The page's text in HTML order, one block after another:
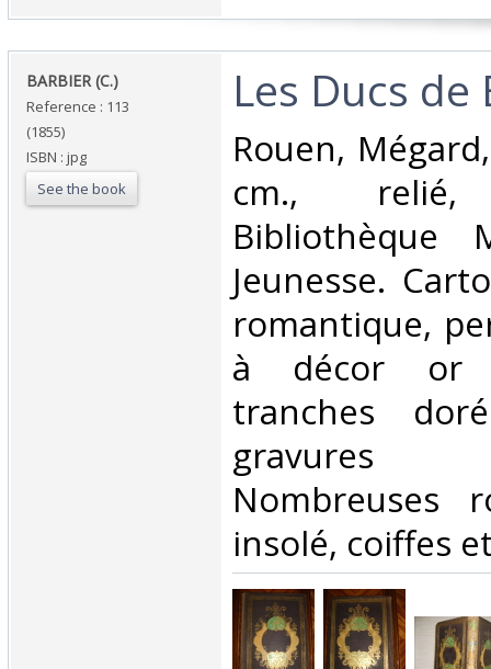
‎BARBIER (C.)‎
Reference : 113
(1855)
ISBN : jpg
See the book
‎Les Ducs
‎Rouen,
cm.,
Bibliothèque
Jeunesse.
romantique,
à décor or
tranches
gravures
Nombreuses
insolé, coiffes